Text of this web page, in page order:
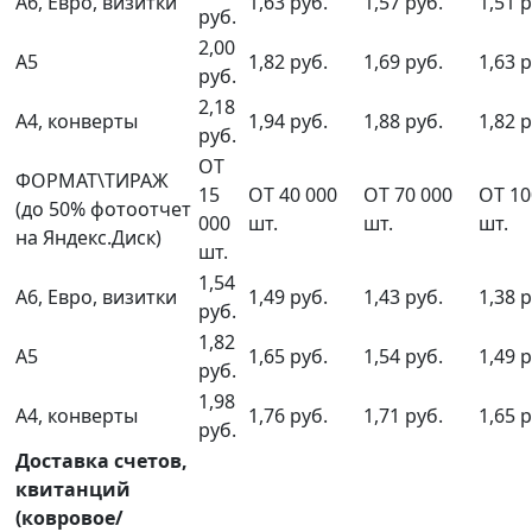
руб.
А5
2,00
руб.
1,82 руб. 1,69 руб. 1,63
А4, конверты
2,18
руб.
1,94 руб. 1,88 руб. 1,82
ФОРМАТ\ТИРАЖ
(до 50% фотоотчет
на Яндекс.Диск)
ОТ
15
000
шт.
ОТ 40 000
шт.
ОТ 70 000
шт.
ОТ
шт.
А6, Евро, визитки
1,54
руб.
1,49 руб. 1,43 руб. 1,38
А5
1,82
руб.
1,65 руб. 1,54 руб. 1,49
А4, конверты
1,98
руб.
1,76 руб. 1,71 руб.
1,65
Доставка счетов,
квитанций
(ковровое/